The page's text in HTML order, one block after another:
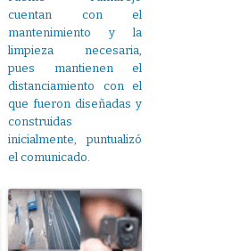
cuentan con el
mantenimiento y la
limpieza necesaria,
pues mantienen el
distanciamiento con el
que fueron diseñadas y
construidas
inicialmente, puntualizó
el comunicado.